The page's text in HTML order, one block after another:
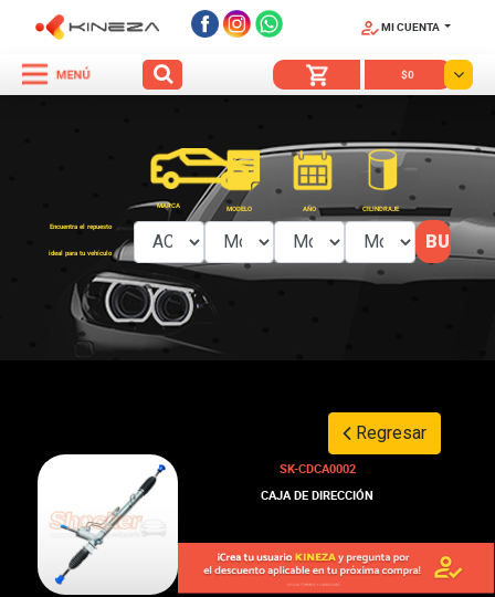
MI CUENTA
$0
Encuentra el repuesto
ideal para tu vehículo
MARCA MODELO AÑO CILINDRAJE
Regresar
SK-CDCA0002
CAJA DE DIRECCIÓN